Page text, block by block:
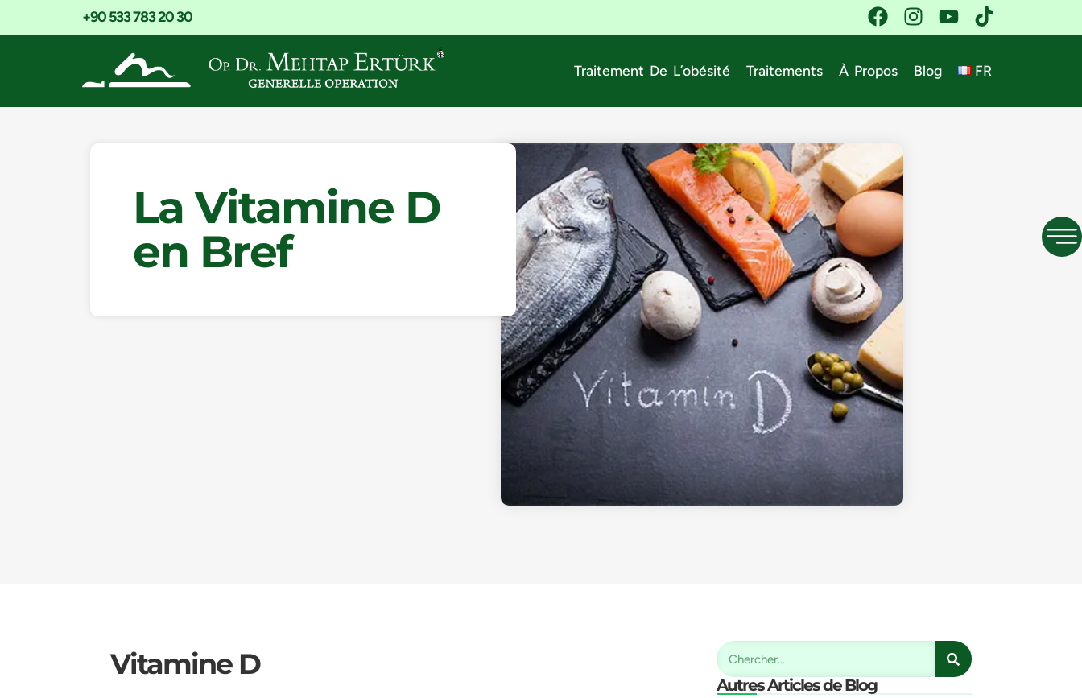
+90 533 783 20 30
Traitement De L’obésité Traitements À Propos Blog FR
La Vitamine D
en Bref
Vitamine D
Autres Articles de Blog